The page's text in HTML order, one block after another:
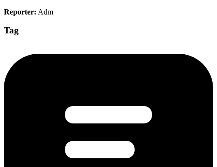
Reporter: Adm
Tag